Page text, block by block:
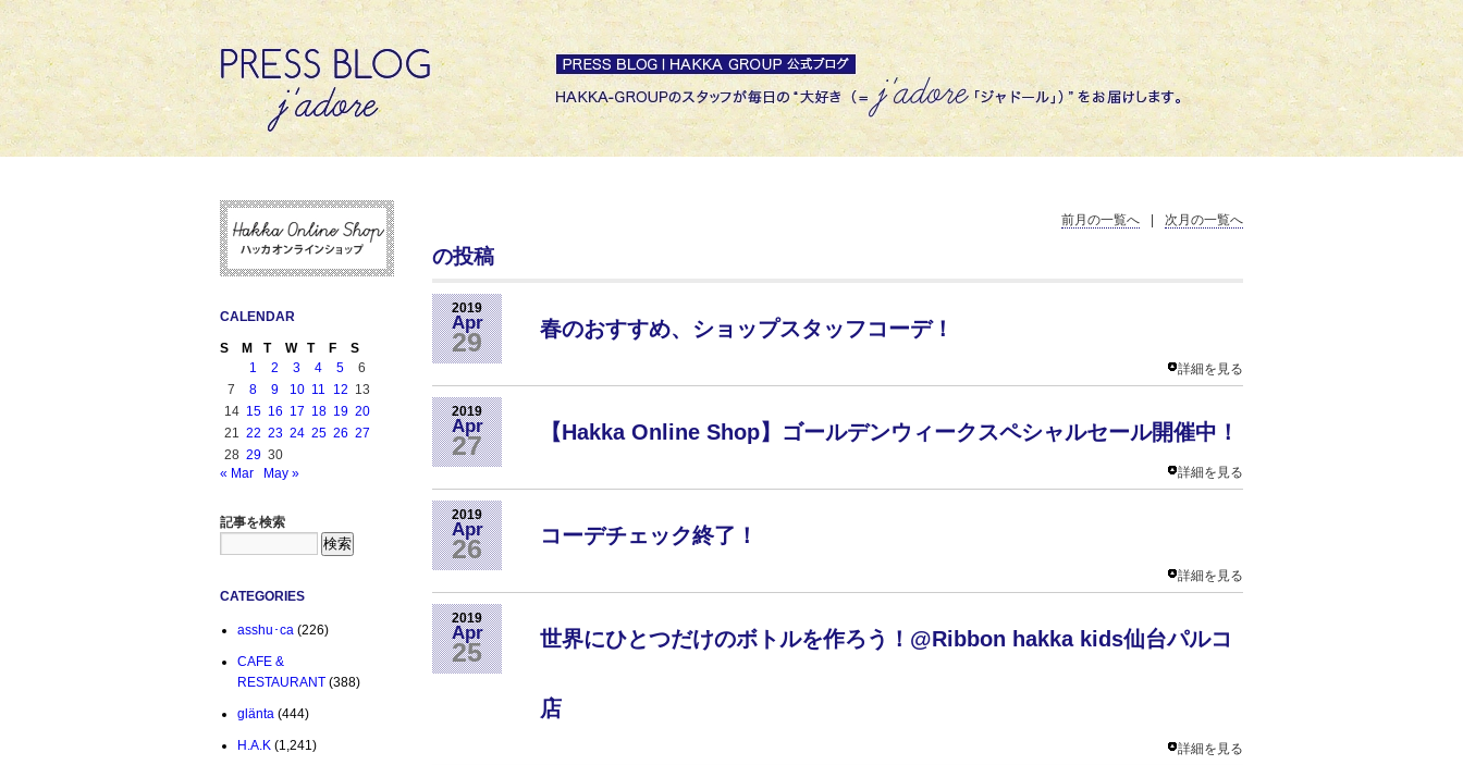
CALENDAR
S M T W T F
S
1
2 3 4 5
6
7
8 9 10 11 12 13
14 15 16 17 18 19 20
21 22 23 24 25 26 27
28 29 30
« Mar
May »
記事を検索
CATEGORIES
asshu･ca (226)
CAFE &
RESTAURANT (388)
glänta (444)
H.A.K (1,241)
前月の一覧へ 次月の一覧へ
の投稿
2019
Apr
29 春のおすすめ、ショップスタッフコーデ！
詳細を見る
2019
Apr
27 【Hakka Online Shop】ゴールデンウィークスペシャルセール開催中！
詳細を見る
2019
Apr
26 コーデチェック終了！
詳細を見る
2019
Apr
25 世界にひとつだけのボトルを作ろう！@Ribbon hakka kids仙台パルコ
店
詳細を見る